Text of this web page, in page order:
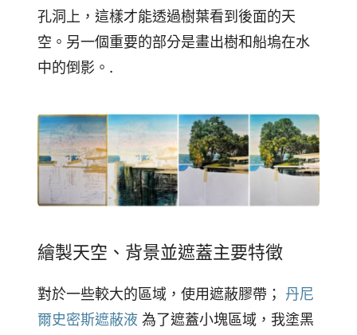
孔洞上，這樣才能透過樹葉看到後面的天
空。另一個重要的部分是畫出樹和船塢在水
中的倒影。.
繪製天空、背景並遮蓋主要特徵
對於一些較大的區域，使用遮蔽膠帶； 丹尼
爾史密斯遮蔽液 為了遮蓋小塊區域，我塗黑